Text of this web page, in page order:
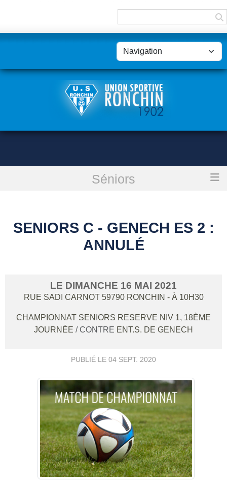
Séniors
Seniors C - Genech Es 2 : annulé
SENIORS C - GENECH ES 2 :
ANNULÉ
LE DIMANCHE 16 MAI 2021
RUE SADI CARNOT 59790 RONCHIN - À 10H30
CHAMPIONNAT SENIORS RESERVE NIV 1, 18ÈME
JOURNÉE / CONTRE ENT.S. DE GENECH
PUBLIÉ LE 04 SEPT. 2020